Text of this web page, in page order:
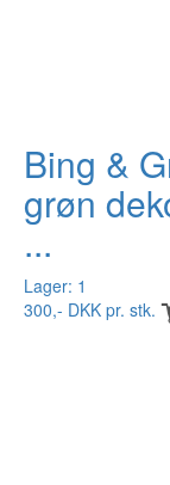
Bing &
grøn
...
Lager: 1
300,- DKK pr. stk.